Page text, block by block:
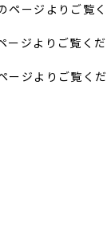
ページよりご覧く
ージよりご覧くだ
ージよりご覧くだ